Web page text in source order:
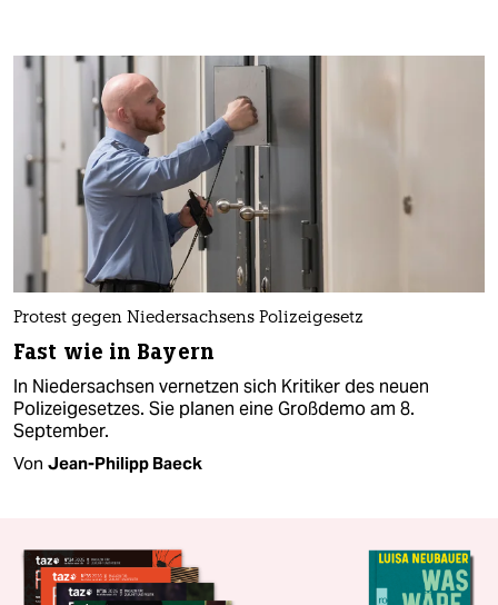
Protest gegen Niedersachsens Polizeigesetz
Fast wie in Bayern
In Niedersachsen vernetzen sich Kritiker des neuen
Polizeigesetzes. Sie planen eine Großdemo am 8.
September.
Von Jean-Philipp Baeck